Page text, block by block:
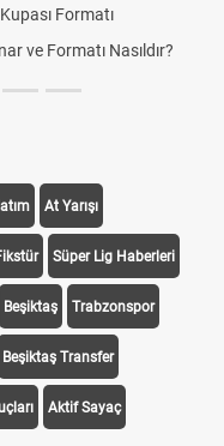
Yerleştirme Sonuçları
At Yarışı
Süper Lig Haberleri
Beşiktaş Trabzonspor
Beşiktaş Transfer